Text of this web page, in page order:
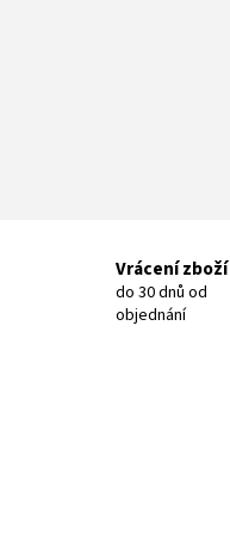
Vrácení zboží
do 30 dnů od
objednání